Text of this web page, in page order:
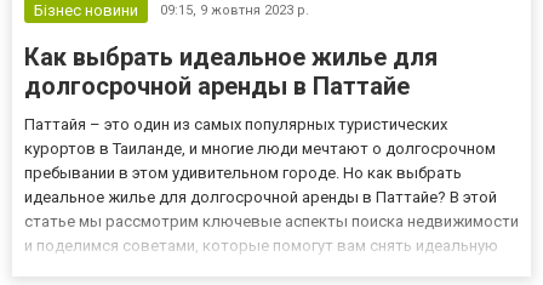
Бізнес новини 09:15, 9 жовтня 2023 р.
Как выбрать идеальное жилье для
долгосрочной аренды в Паттайе
Паттайя – это один из самых популярных туристических
курортов в Таиланде, и многие люди мечтают о долгосрочном
пребывании в этом удивительном городе. Но как выбрать
идеальное жилье для долгосрочной аренды в Паттайе? В этой
статье мы рассмотрим ключевые аспекты поиска недвижимости
и поделимся советами, которые помогут вам снять идеальную